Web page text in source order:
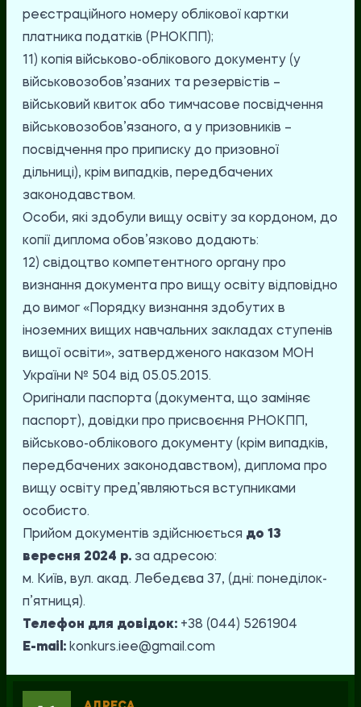
реєстраційного номеру облікової картки
платника податків (РНОКПП);
11) копія військово-облікового документу (у
військовозобов’язаних та резервістів –
військовий квиток або тимчасове посвідчення
військовозобов’язаного, а у призовників –
посвідчення про приписку до призовної
дільниці), крім випадків, передбачених
законодавством.
Особи, які здобули вищу освіту за кордоном, до
копії диплома обов’язково додають:
12) свідоцтво компетентного органу про
визнання документа про вищу освіту відповідно
до вимог «Порядку визнання здобутих в
іноземних вищих навчальних закладах ступенів
вищої освіти», затвердженого наказом МОН
України № 504 від 05.05.2015.
Оригінали паспорта (документа, що заміняє
паспорт), довідки про присвоєння РНОКПП,
військово-облікового документу (крім випадків,
передбачених законодавством), диплома про
вищу освіту пред’являються вступниками
особисто.
Прийом документів здійснюється до 13
вересня 2024 р. за адресою:
м. Київ, вул. акад. Лебедєва 37, (дні: понеділок-
п’ятниця).
Телефон для довідок: +38 (044) 5261904
E-mail : konkurs.iee@gmail.com